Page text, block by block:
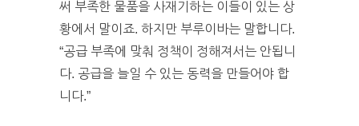
써 부족한 물품을 사재기하는 이들이 있는 상
황에서 말이죠. 하지만 부루이바는 말합니다.
“공급 부족에 맞춰 정책이 정해져서는 안됩니
다. 공급을 늘일 수 있는 동력을 만들어야 합
니다.”